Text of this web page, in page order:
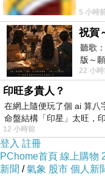
5 小時
祝賀
聽歌
版～
經在
22 小
印旺多貴人？
在網上隨便玩了個 ai 算
命盤結構「印星」太旺，
12 小時前
登入 註冊
PChome首頁 線上購物
新聞 /氣象 股市 個人新